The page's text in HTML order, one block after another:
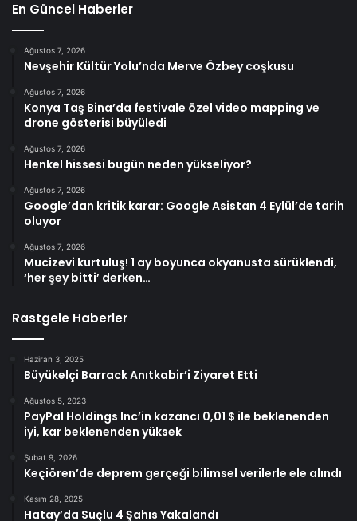
En Güncel Haberler
Ağustos 7, 2026
Nevşehir Kültür Yolu’nda Merve Özbey coşkusu
Ağustos 7, 2026
Konya Taş Bina’da festivale özel video mapping ve
drone gösterisi büyüledi
Ağustos 7, 2026
Henkel hissesi bugün neden yükseliyor?
Ağustos 7, 2026
Google’dan kritik karar: Google Asistan 4 Eylül’de tarih
oluyor
Ağustos 7, 2026
Mucizevi kurtuluş! 1 ay boyunca okyanusta sürüklendi,
‘her şey bitti’ derken…
Rastgele Haberler
Haziran 3, 2025
Büyükelçi Barrack Anıtkabir’i Ziyaret Etti
Ağustos 5, 2023
PayPal Holdings Inc’in kazancı 0,01 $ ile beklenenden
iyi, kar beklenenden yüksek
Şubat 9, 2026
Keçiören’de deprem gerçeği bilimsel verilerle ele alındı
Kasım 28, 2025
Hatay’da Suçlu 4 Şahıs Yakalandı